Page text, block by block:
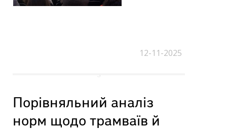
12-11-2025
Порівняльний аналіз
норм щодо трамваїв й